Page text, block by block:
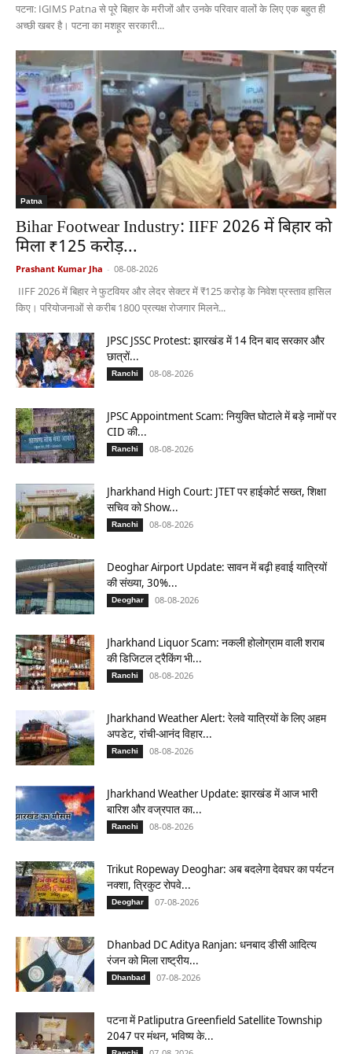
पटना: IGIMS Patna से पूरे बिहार के मरीजों और उनके परिवार वालों के लिए एक बहुत ही
अच्छी खबर है। पटना का मशहूर सरकारी...
Patna
Bihar Footwear Industry: IIFF 2026 में बिहार को
मिला ₹125 करोड़...
Prashant Kumar Jha - 08-08-2026
IIFF 2026 में बिहार ने फुटवियर और लेदर सेक्टर में ₹125 करोड़ के निवेश प्रस्ताव हासिल
किए। परियोजनाओं से करीब 1800 प्रत्यक्ष रोजगार मिलने...
JPSC JSSC Protest: झारखंड में 14 दिन बाद सरकार और
छात्रों...
Ranchi 08-08-2026
JPSC Appointment Scam: नियुक्ति घोटाले में बड़े नामों पर
CID की...
Ranchi 08-08-2026
Jharkhand High Court: JTET पर हाईकोर्ट सख्त, शिक्षा
सचिव को Show...
Ranchi 08-08-2026
Deoghar Airport Update: सावन में बढ़ी हवाई यात्रियों
की संख्या, 30%...
Deoghar 08-08-2026
Jharkhand Liquor Scam: नकली होलोग्राम वाली शराब
की डिजिटल ट्रैकिंग भी...
Ranchi 08-08-2026
Jharkhand Weather Alert: रेलवे यात्रियों के लिए अहम
अपडेट, रांची-आनंद विहार...
Ranchi 08-08-2026
Jharkhand Weather Update: झारखंड में आज भारी
बारिश और वज्रपात का...
Ranchi 08-08-2026
Trikut Ropeway Deoghar: अब बदलेगा देवघर का पर्यटन
नक्शा, त्रिकुट रोपवे...
Deoghar 07-08-2026
Dhanbad DC Aditya Ranjan: धनबाद डीसी आदित्य
रंजन को मिला राष्ट्रीय...
Dhanbad 07-08-2026
पटना में Patliputra Greenfield Satellite Township
2047 पर मंथन, भविष्य के...